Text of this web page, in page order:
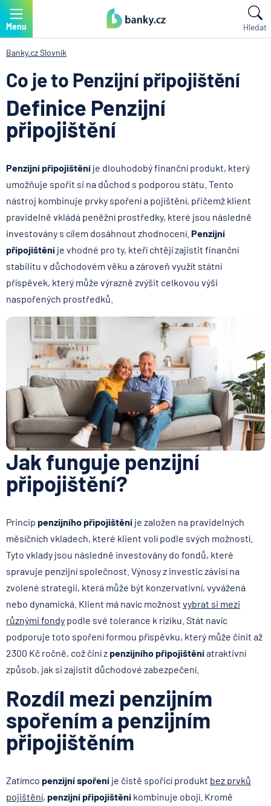
Menu Hledat
Banky.czSlovník
Co je to Penzijní připojištění
Definice Penzijní
připojištění
Penzijní připojištění je dlouhodobý finanční produkt, který
umožňuje spořit si na důchod s podporou státu. Tento
nástroj kombinuje prvky spoření a pojištění, přičemž klient
pravidelně vkládá peněžní prostředky, které jsou následně
investovány s cílem dosáhnout zhodnocení. Penzijní
připojištění je vhodné pro ty, kteří chtějí zajistit finanční
stabilitu v důchodovém věku a zároveň využít státní
příspěvek, který může výrazně zvýšit celkovou výši
naspořených prostředků.
Jak funguje penzijní
připojištění?
Princip penzijního připojištění je založen na pravidelných
měsíčních vkladech, které klient volí podle svých možností.
Tyto vklady jsou následně investovány do fondů, které
spravuje penzijní společnost. Výnosy z investic závisí na
zvolené strategii, která může být konzervativní, vyvážená
nebo dynamická. Klient má navíc možnost vybrat si mezi
různými fondy podle své tolerance k riziku. Stát navíc
podporuje toto spoření formou příspěvku, který může činit až
2300 Kč ročně, což činí zpenzijního připojištěníatraktivní
způsob, jak si zajistit důchodové zabezpečení.
Rozdíl mezi penzijním
spořením a penzijním
připojištěním
Zatímco penzijní spoření je čistě spořicí produkt bez prvků
pojištění, penzijní připojištění kombinuje obojí. Kromě